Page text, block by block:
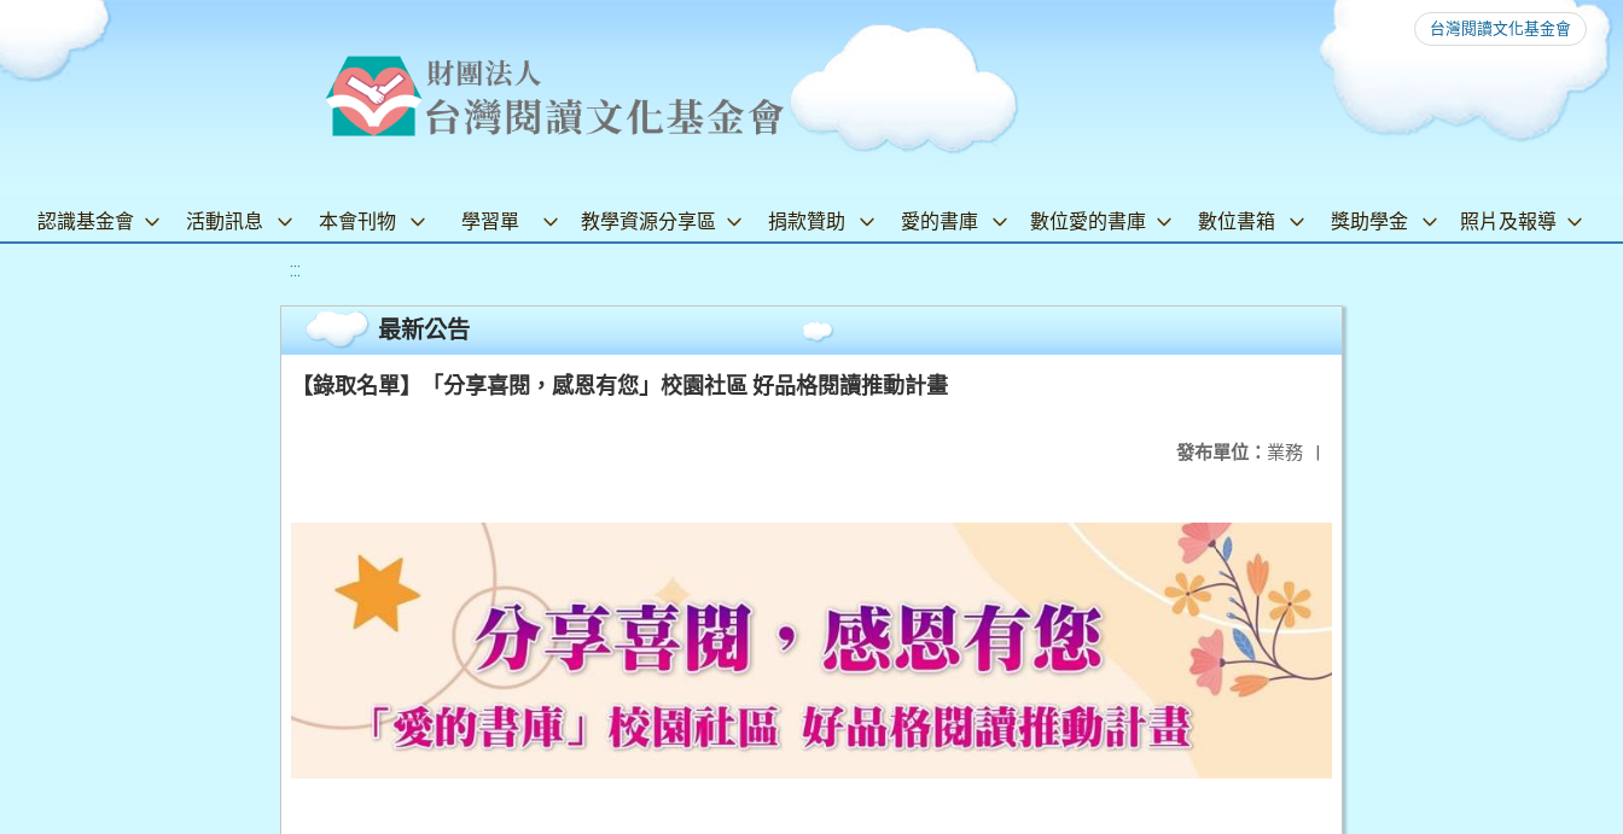
台灣閱讀文化基金會
認識基金會 活動訊息 本會刊物 學習單 教學資源分享區 捐款贊助 愛的書庫 數位愛的書庫 數位書箱 獎助學金 照片及報導
:::
最新公告
【錄取名單】「分享喜閱，感恩有您」校園社區 好品格閱讀推動計畫
發布單位： 業務 |